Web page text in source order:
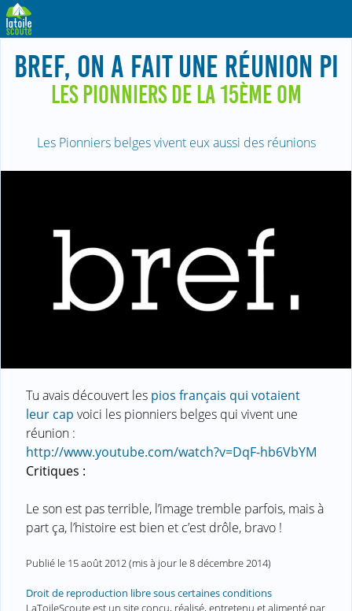
BREF, ON A FAIT UNE RÉUNION PI
LES PIONNIERS DE LA 15ÈME OM
Les Pionniers belges vivent eux aussi des réunions
Tu avais découvert les pios français qui votaient
leur cap voici les pionniers belges qui vivent une
réunion :
http://www.youtube.com/watch?v=DqF-hb6VbYM
Critiques :
Le son est pas terrible, l’image tremble parfois, mais à
part ça, l’histoire est bien et c’est drôle, bravo !
Publié le 15 août 2012(mis à jour le8 décembre 2014)
Droit de reproduction libre sous certaines conditions
LaToileScoute est un site conçu, réalisé, entretenu et alimenté par